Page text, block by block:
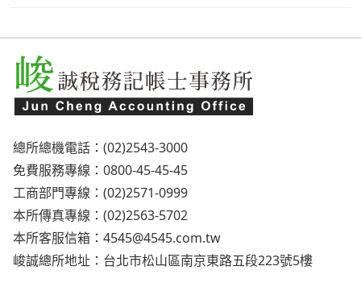
總所總機電話：(02)2543-3000
免費服務專線：0800-45-45-45
工商部門專線：(02)2571-0999
本所傳真專線：(02)2563-5702
本所客服信箱： 4545@4545.com.tw
峻誠總所地址：台北市松山區南京東路五段223號5樓